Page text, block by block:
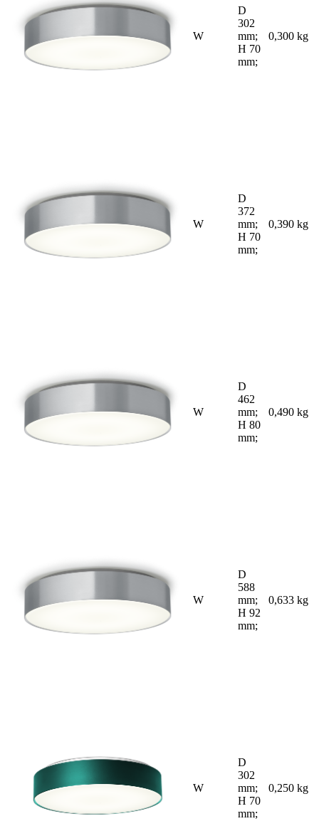
W
D
302
mm;
H 70
mm;
0,300 kg
W
D
372
mm;
H 70
mm;
0,390 kg
W
D
462
mm;
H 80
mm;
0,490 kg
W
D
588
mm;
H 92
mm;
0,633 kg
W
D
302
mm;
H 70
mm;
0,250 kg